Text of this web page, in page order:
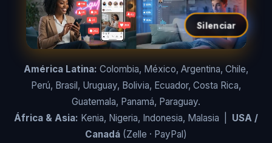
Silenciar
América Latina: Colombia, México, Argentina, Chile,
Perú, Brasil, Uruguay, Bolivia, Ecuador, Costa Rica,
Guatemala, Panamá, Paraguay.
África & Asia: Kenia, Nigeria, Indonesia, Malasia | USA /
Canadá (Zelle · PayPal)